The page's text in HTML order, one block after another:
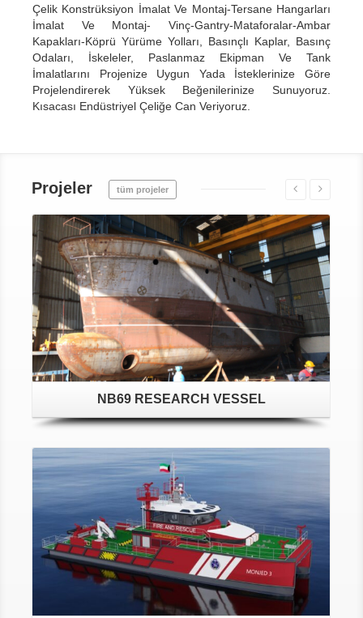
Çelik Konstrüksiyon İmalat Ve Montaj-Tersane Hangarları
İmalat Ve Montaj- Vinç-Gantry-Mataforalar-Ambar
Kapakları-Köprü Yürüme Yolları, Basınçlı Kaplar, Basınç
Odaları, İskeleler, Paslanmaz Ekipman Ve Tank
İmalatlarını Projenize Uygun Yada İsteklerinize Göre
Projelendirerek Yüksek Beğenilerinize Sunuyoruz.
Kısacası Endüstriyel Çeliğe Can Veriyoruz.
Projeler tüm projeler
NB69 RESEARCH VESSEL